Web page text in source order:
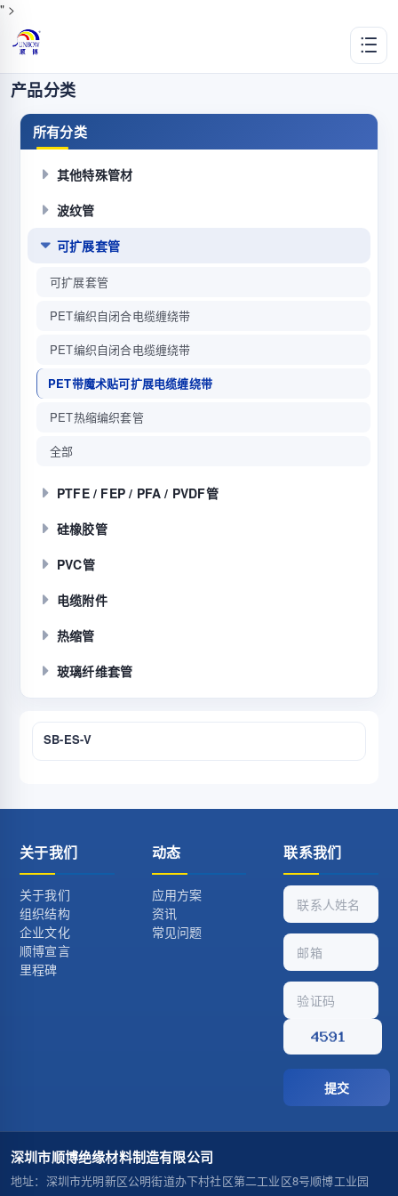
" >
产品分类
所有分类
其他特殊管材
波纹管
可扩展套管
可扩展套管
PET编织自闭合电缆缠绕带
PET编织自闭合电缆缠绕带
PET带魔术贴可扩展电缆缠绕带
PET热缩编织套管
全部
PTFE / FEP / PFA / PVDF管
硅橡胶管
PVC管
电缆附件
热缩管
玻璃纤维套管
SB-ES-V
关于我们
关于我们
组织结构
企业文化
顺博宣言
里程碑
动态
应用方案
资讯
常见问题
联系我们
提交
深圳市顺博绝缘材料制造有限公司
地址：深圳市光明新区公明街道办下村社区第二工业区8号顺博工业园